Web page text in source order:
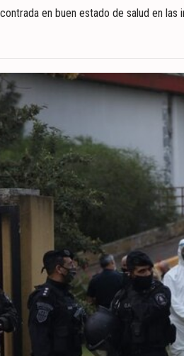
en buen estado de salud en